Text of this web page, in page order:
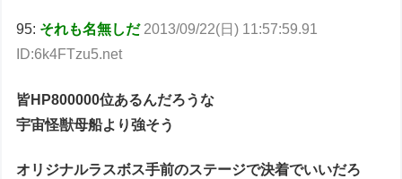
95: それも名無しだ 2013/09/22(日) 11:57:59.91
ID:6k4FTzu5.net
皆HP800000位あるんだろうな
宇宙怪獣母船より強そう
オリジナルラスボス手前のステージで決着でいいだろ